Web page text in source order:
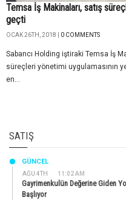
Temsa İş Makinaları, satış
geçti
OCAK 26TH, 2018 | 0 COMMENTS
Sabancı Holding iştiraki Temsa İş
süreçleri yönetimi uygulamasının
en...
SATIŞ
AĞU 4TH 11:02 AM
GÜNCEL
Gayrimenkulün Değerine Giden
Başlıyor